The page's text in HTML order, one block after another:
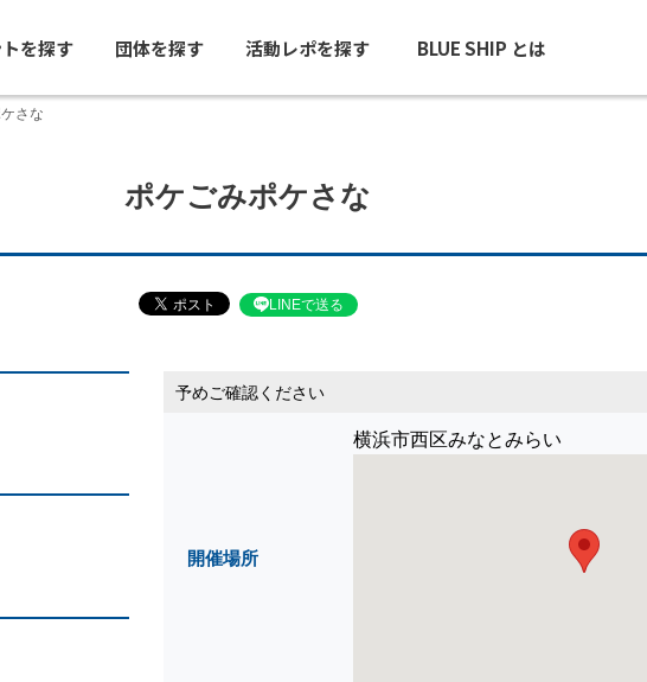
を探す 団体を探す 活動レポを探す BLUE SHIP とは
さな
ポケごみポケさな
LINEで送る
予めご確認ください
開催場所
横浜市西区みなとみらい